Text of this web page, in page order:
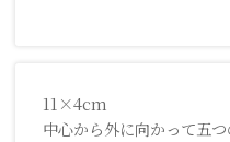
11×4cm
中心から外に向かって五